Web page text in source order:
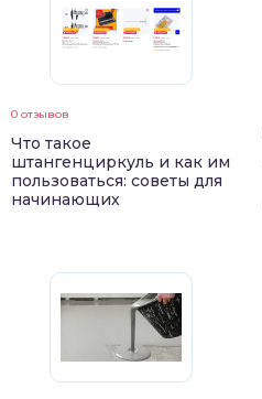
0 отзывов
Что такое
штангенциркуль и как им
пользоваться: советы для
начинающих